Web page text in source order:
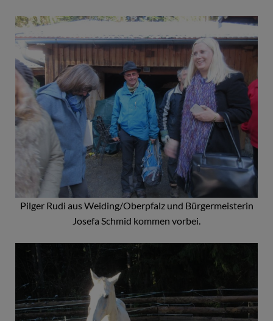
Pilger Rudi aus Weiding/Oberpfalz und Bürgermeisterin
Josefa Schmid kommen vorbei.